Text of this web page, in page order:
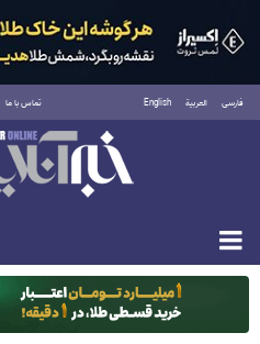
فارسی العربية English تماس با ما
یکشنبه ۱۸ مرداد ۱۴۰۵